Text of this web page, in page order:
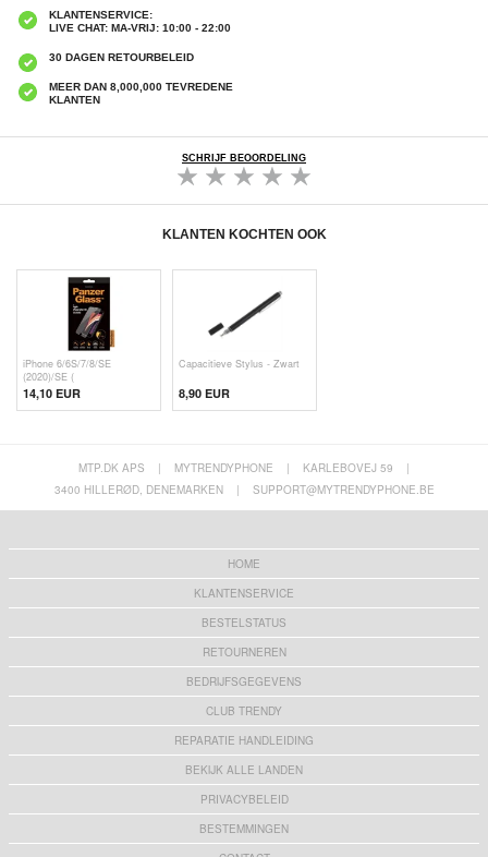
KLANTENSERVICE:
LIVE CHAT: MA-VRIJ: 10:00 - 22:00
30 DAGEN RETOURBELEID
MEER DAN 8,000,000 TEVREDENE
KLANTEN
SCHRIJF BEOORDELING
KLANTEN KOCHTEN OOK
iPhone 6/6S/7/8/SE
(2020)/SE (
14,10 EUR
Capacitieve Stylus - Zwart
8,90 EUR
MTP.DK APS | MYTRENDYPHONE | KARLEBOVEJ 59
|
3400 HILLERØD, DENEMARKEN
| SUPPORT@MYTRENDYPHONE.BE
HOME
KLANTENSERVICE
BESTELSTATUS
RETOURNEREN
BEDRIJFSGEGEVENS
CLUB TRENDY
REPARATIE HANDLEIDING
BEKIJK ALLE LANDEN
PRIVACYBELEID
BESTEMMINGEN